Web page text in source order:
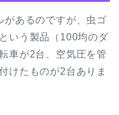
があるのですが、虫ゴ
いう製品（100均のダ
車が2台、空気圧を管
けたものが2台ありま